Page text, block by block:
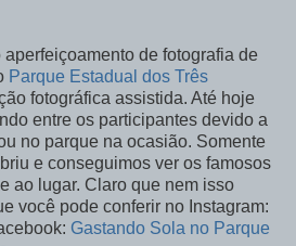
de fotografia de
Parque Estadual dos Três
fotográfica assistida. Até hoje
entre os participantes devido a
no parque na ocasião. Somente
e conseguimos ver os famosos
ao lugar. Claro que nem isso
você pode conferir no Instagram:
Gastando Sola no Parque